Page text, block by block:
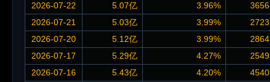
2026-07-22
5.07亿 3.96%
2026-07-21
5.03亿 3.99%
2026-07-20
5.12亿 3.99%
2026-07-17
5.29亿 4.27%
2026-07-16
5.43亿 4.20%